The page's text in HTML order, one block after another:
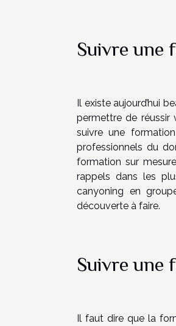
Suivre une
Il existe aujourd’hui
permettre de réussir
suivre une formation
professionnels du
formation sur
rappels dans les
canyoning en
découverte à faire.
Suivre une
Il faut dire que la